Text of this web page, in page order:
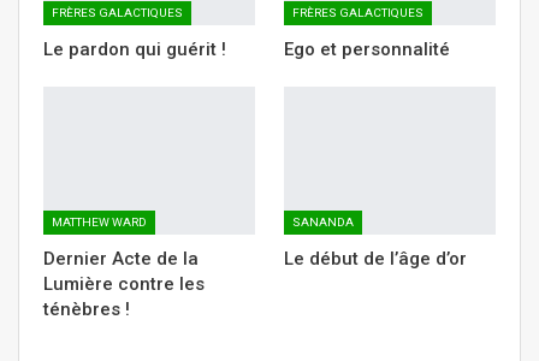
FRÈRES GALACTIQUES
Le pardon qui guérit !
FRÈRES GALACTIQUES
Ego et personnalité
MATTHEW WARD
Dernier Acte de la
Lumière contre les
ténèbres !
SANANDA
Le début de l’âge d’or